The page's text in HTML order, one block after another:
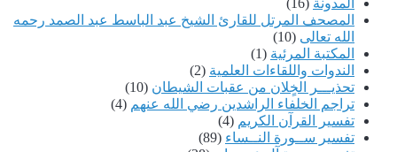
المصحف المرتل للقارئ الشيخ عبد الباسط عبد الصمد رحمه
الله تعالى (10)
المكتبة المرئية (1)
الندوات واللقاءات العلمية (2)
تحذيـــر الخٍلان من عقبات الشيطان (10)
تراجم الخلفاء الراشدين رضي الله عنهم (4)
تفسير القرآن الكريم (4)
تفسير ســورة النــساء (89)